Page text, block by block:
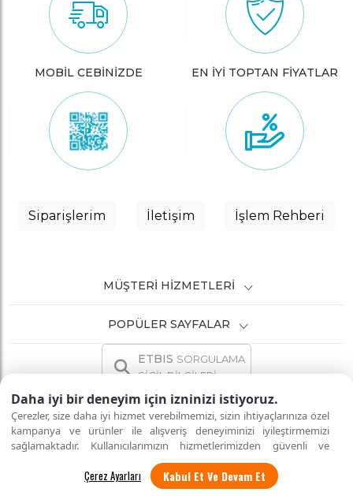
Daha iyi bir deneyim için izninizi istiyoruz.
Çerezler, size daha iyi hizmet verebilmemizi, sizin ihtiyaçlarınıza özel
kampanya ve ürünler ile alışveriş deneyiminizi iyileştirmemizi
sağlamaktadır. Kullanıcılarımızın hizmetlerimizden güvenli ve
eksiksiz şekilde faydalanmalarını sağlamak amacıyla sitemizi
kullanan kişilerin gizliliğini korumayı önemsiyoruz. "Kabul Et"
seçeneği ile tüm çerezleri kabul edebilirsiniz veya "Çerez Ayarları"
Kabul Et Ve Devam Et
MOBİL CEBİNİZDE EN İYİ TOPTAN FİYATLAR
Siparişlerim İletişim İşlem Rehberi
MÜŞTERI HIZMETLERI
POPÜLER SAYFALAR
ETBIS SORGULAMA
SİCİL BİLGİLERİ
İNTERNETTE GÜVENLİ ALIŞVERİŞ